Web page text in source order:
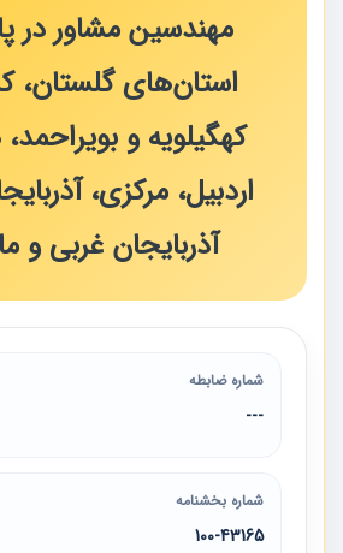
استان‌های گلستان،
کهگیلویه و
اردبیل، مرکزی،
آذربایجان غربی و
شماره ضابطه
---
شماره بخشنامه
100-43165